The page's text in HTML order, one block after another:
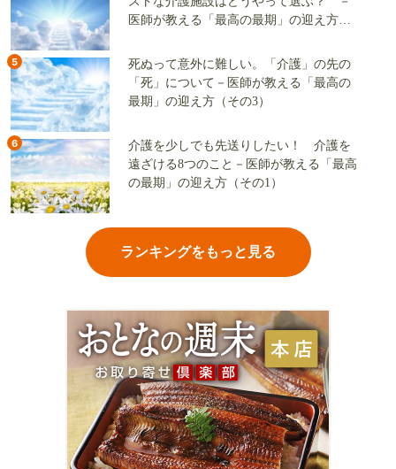
医師が教える「最高の最期」の迎え方
5
死ぬって意外に難しい。「介護」の先の
「死」について－医師が教える「最高の
最期」の迎え方（その3）
6
介護を少しでも先送りしたい！ 介護を
遠ざける8つのこと－医師が教える「最高
の最期」の迎え方（その1）
ランキングをもっと見る